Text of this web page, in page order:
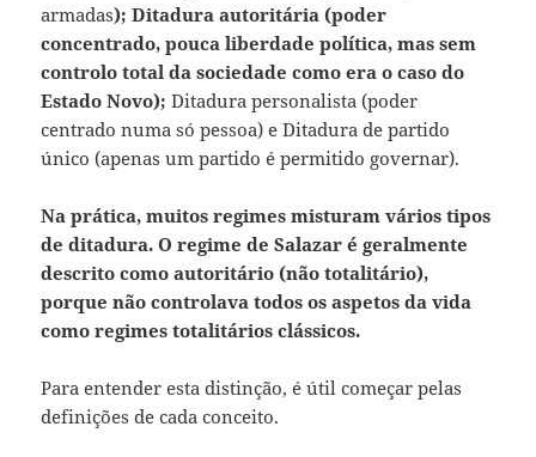
armadas); Ditadura autoritária (poder
concentrado, pouca liberdade política, mas sem
controlo total da sociedade como era o caso do
Estado Novo); Ditadura personalista (poder
centrado numa só pessoa) e Ditadura de partido
único (apenas um partido é permitido governar).
Na prática, muitos regimes misturam vários tipos
de ditadura.O regime de Salazar é geralmente
descrito comoautoritário (não totalitário),
porque não controlava todos os aspetos da vida
como regimes totalitários clássicos.
Para entender esta distinção, é útil começar pelas
definições de cada conceito.